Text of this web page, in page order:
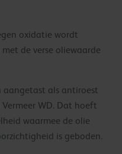
oxidatie wordt
de verse oliewaarde
als antiroest
WD. Dat hoeft
waarmee de olie
is geboden.